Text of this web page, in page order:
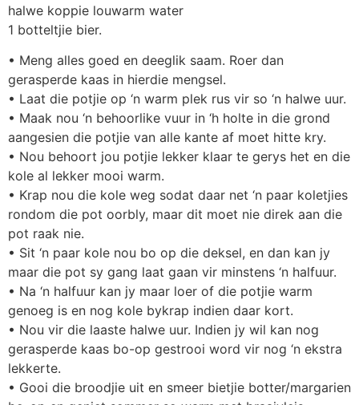
halwe koppie louwarm water
1 botteltjie bier.
• Meng alles goed en deeglik saam. Roer dan
gerasperde kaas in hierdie mengsel.
• Laat die potjie op ‘n warm plek rus vir so ‘n halwe uur.
• Maak nou ‘n behoorlike vuur in ‘h holte in die grond
aangesien die potjie van alle kante af moet hitte kry.
• Nou behoort jou potjie lekker klaar te gerys het en die
kole al lekker mooi warm.
• Krap nou die kole weg sodat daar net ‘n paar koletjies
rondom die pot oorbly, maar dit moet nie direk aan die
pot raak nie.
• Sit ‘n paar kole nou bo op die deksel, en dan kan jy
maar die pot sy gang laat gaan vir minstens ‘n halfuur.
• Na ‘n halfuur kan jy maar loer of die potjie warm
genoeg is en nog kole bykrap indien daar kort.
• Nou vir die laaste halwe uur. Indien jy wil kan nog
gerasperde kaas bo-op gestrooi word vir nog ‘n ekstra
lekkerte.
• Gooi die broodjie uit en smeer bietjie botter/margarien